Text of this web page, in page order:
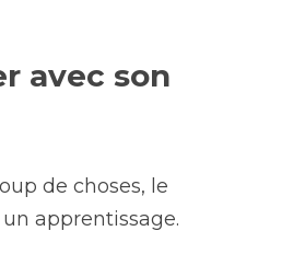
avec son
de choses, le
apprentissage.